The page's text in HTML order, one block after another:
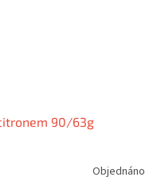
90/63g
Objednáno